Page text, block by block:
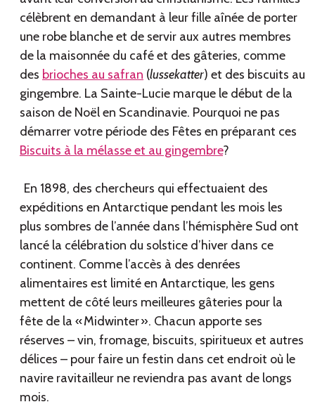
célèbrent en demandant à leur fille aînée de porter
une robe blanche et de servir aux autres membres
de la maisonnée du café et des gâteries, comme
des brioches au safran (lussekatter) et des biscuits au
gingembre. La Sainte-Lucie marque le début de la
saison de Noël en Scandinavie. Pourquoi ne pas
démarrer votre période des Fêtes en préparant ces
Biscuits à la mélasse et au gingembre?
En 1898, des chercheurs qui effectuaient des
expéditions en Antarctique pendant les mois les
plus sombres de l’année dans l’hémisphère Sud ont
lancé la célébration du solstice d’hiver dans ce
continent. Comme l’accès à des denrées
alimentaires est limité en Antarctique, les gens
mettent de côté leurs meilleures gâteries pour la
fête de la « Midwinter ». Chacun apporte ses
réserves – vin, fromage, biscuits, spiritueux et autres
délices – pour faire un festin dans cet endroit où le
navire ravitailleur ne reviendra pas avant de longs
mois.